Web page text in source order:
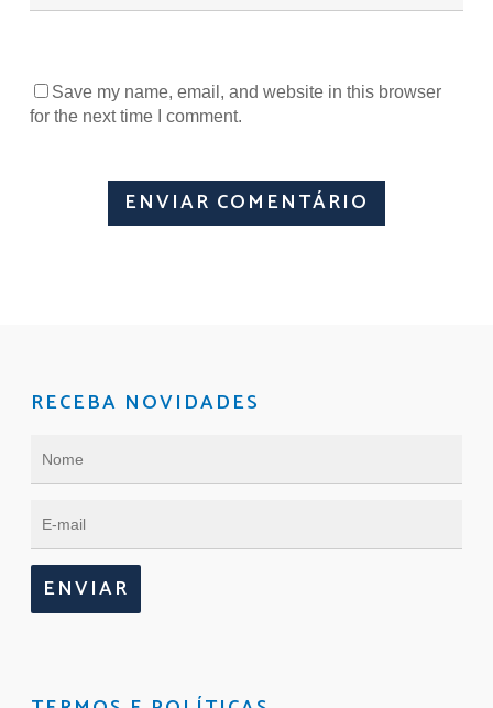
Save my name, email, and website in this browser
for the next time I comment.
RECEBA NOVIDADES
ENVIAR